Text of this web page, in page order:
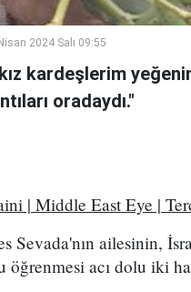
2024 Salı 09:55
kardeşlerim
oradaydı."
| Middle East Eye |
Sevada'nın ailesinin,
öğrenmesi acı dolu iki